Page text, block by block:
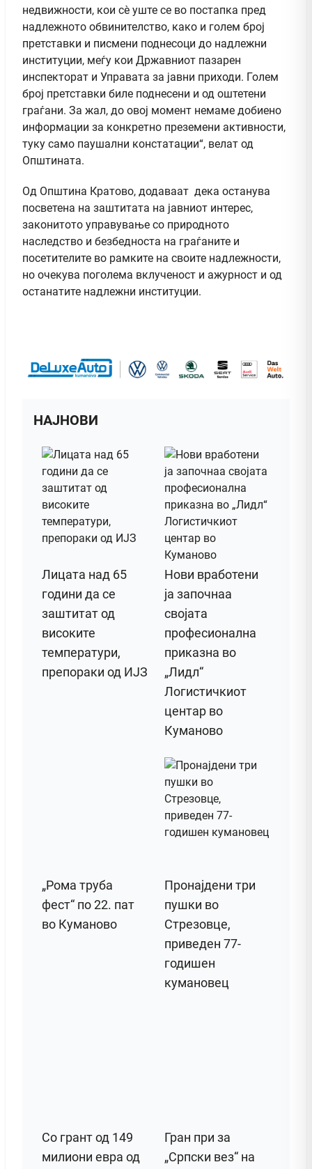
недвижности, кои сè уште се во постапка пред
надлежното обвинителство, како и голем број
претставки и писмени поднесоци до надлежни
институции, меѓу кои Државниот пазарен
инспекторат и Управата за јавни приходи. Голем
број претставки биле поднесени и од оштетени
граѓани. За жал, до овој момент немаме добиено
информации за конкретно преземени активности,
туку само паушални констатации“, велат од
Општината.
Од Општина Кратово, додаваат дека останува
посветена на заштитата на јавниот интерес,
законитото управување со природното
наследство и безбедноста на граѓаните и
посетителите во рамките на своите надлежности,
но очекува поголема вклученост и ажурност и од
останатите надлежни институции.
НАЈНОВИ
Лицата над 65
години да се
заштитат од
високите
температури,
препораки од ИЈЗ
Нови вработени
ја започнаа
својата
професионална
приказна во
„Лидл“
Логистичкиот
центар во
Куманово
„Рома труба
фест“ по 22. пат
во Куманово
Пронајдени три
пушки во
Стрезовце,
приведен 77-
годишен
кумановец
Со грант од 149
милиони евра од
Гран при за
„Српски вез“ на